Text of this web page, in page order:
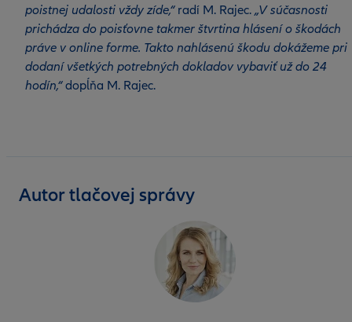
poistnej udalosti vždy zíde,“radí M. Rajec. „V súčasnosti
prichádza do poisťovne takmer štvrtina hlásení o škodách
práve v online forme. Takto nahlásenú škodu dokážeme pri
dodaní všetkých potrebných dokladov vybaviť už do 24
hodín,“dopĺňa M. Rajec.
Autor tlačovej správy